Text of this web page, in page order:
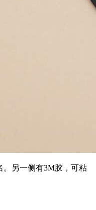
。另一侧有3M胶，可粘